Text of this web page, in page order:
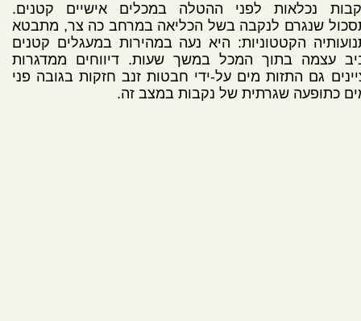
נכלאות לפני ההטלה במכלים אישיים קטנים.
שנגרם לנקבה בשל הכליאה במרחב כה צר, מתבטא
הקטטוניות: היא נעה במהירות במעגלים קטנים
עצמה בתוך המכל במשך שעות. דיווחים ממדגרות
גם התזות מים על-ידי חבטות זנב חזקות בגובה פני
כתופעה שגרתית של נקבות במצב זה.